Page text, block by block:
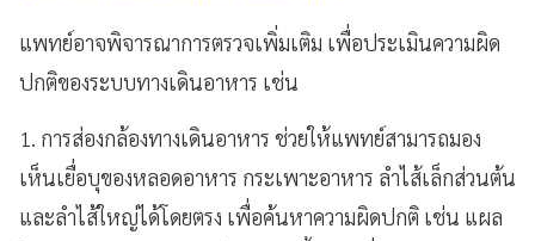
แพทย์อาจพิจารณาการตรวจเพิ่มเติม เพื่อประเมินความผิด
ปกติของระบบทางเดินอาหาร เช่น
1. การส่องกล้องทางเดินอาหาร ช่วยให้แพทย์สามารถมอง
เห็นเยื่อบุของหลอดอาหาร กระเพาะอาหาร ลำไส้เล็กส่วนต้น
และลำไส้ใหญ่ได้โดยตรง เพื่อค้นหาความผิดปกติ เช่น แผล